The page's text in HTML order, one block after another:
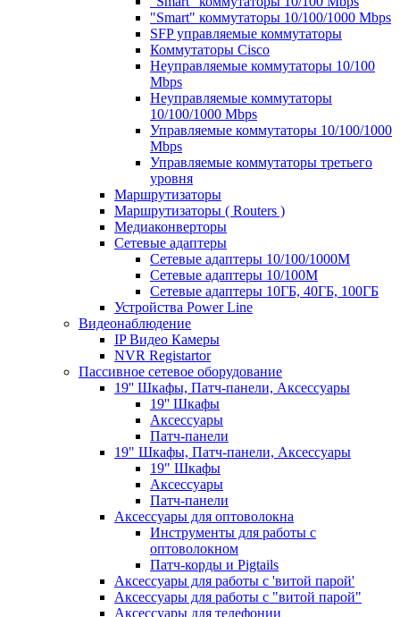
"Smart" коммутаторы 10/100/1000 Mbps
SFP управляемые коммутаторы
Коммутаторы Cisco
Неуправляемые коммутаторы 10/100
Mbps
Неуправляемые коммутаторы
10/100/1000 Mbps
Управляемые коммутаторы 10/100/1000
Mbps
Управляемые коммутаторы третьего
уровня
Маршрутизаторы
Маршрутизаторы ( Routers )
Медиаконверторы
Сетевые адаптеры
Сетевые адаптеры 10/100/1000М
Сетевые адаптеры 10/100M
Сетевые адаптеры 10ГБ, 40ГБ, 100ГБ
Устройства Power Line
Видеонаблюдение
IP Видео Камеры
NVR Registartor
Пассивное сетевое оборудование
19'' Шкафы, Патч-панели, Аксессуары
19'' Шкафы
Аксессуары
Патч-панели
19" Шкафы, Патч-панели, Аксессуары
19" Шкафы
Аксессуары
Патч-панели
Аксессуары для оптоволокна
Инструменты для работы с
оптоволокном
Патч-корды и Pigtails
Аксессуары для работы с 'витой парой'
Аксессуары для работы с "витой парой"
Аксессуары для телефонии